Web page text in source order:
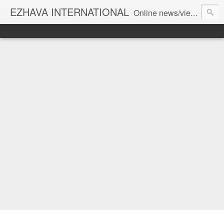
EZHAVA INTERNATIONAL Online news/views JOURNAL... Connecting the community worldwide Editorial Director: Prem Chandran